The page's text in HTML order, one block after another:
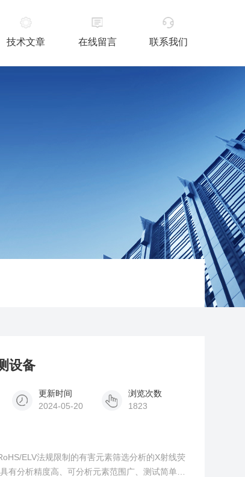
技术文章 在线留言 联系我们
设备
更新时间
2024-05-20
浏览次数
1823
ELV法规限制的有害元素筛选分析的X射线荧
有分析精度高、可分析元素范围广、测试简单快